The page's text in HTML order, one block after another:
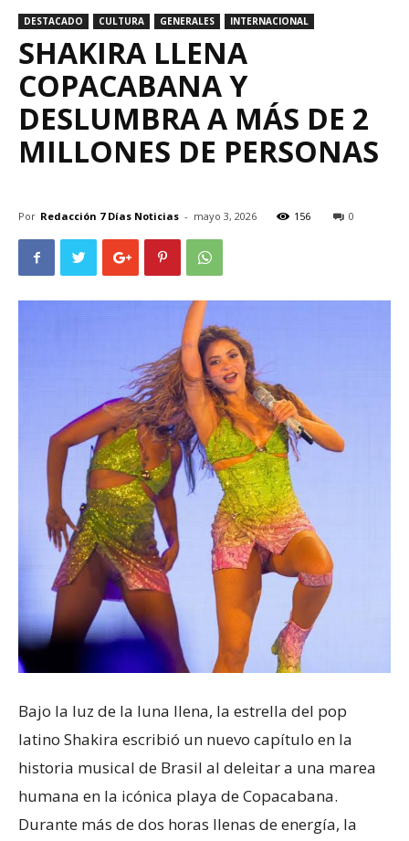
DESTACADO CULTURA GENERALES INTERNACIONAL
SHAKIRA LLENA
COPACABANA Y
DESLUMBRA A MÁS DE 2
MILLONES DE PERSONAS
Por Redacción 7 Días Noticias - mayo 3, 2026 156 0
Bajo la luz de la luna llena, la estrella del pop
latino Shakira escribió un nuevo capítulo en la
historia musical de Brasil al deleitar a una marea
humana en la icónica playa de Copacabana.
Durante más de dos horas llenas de energía, la